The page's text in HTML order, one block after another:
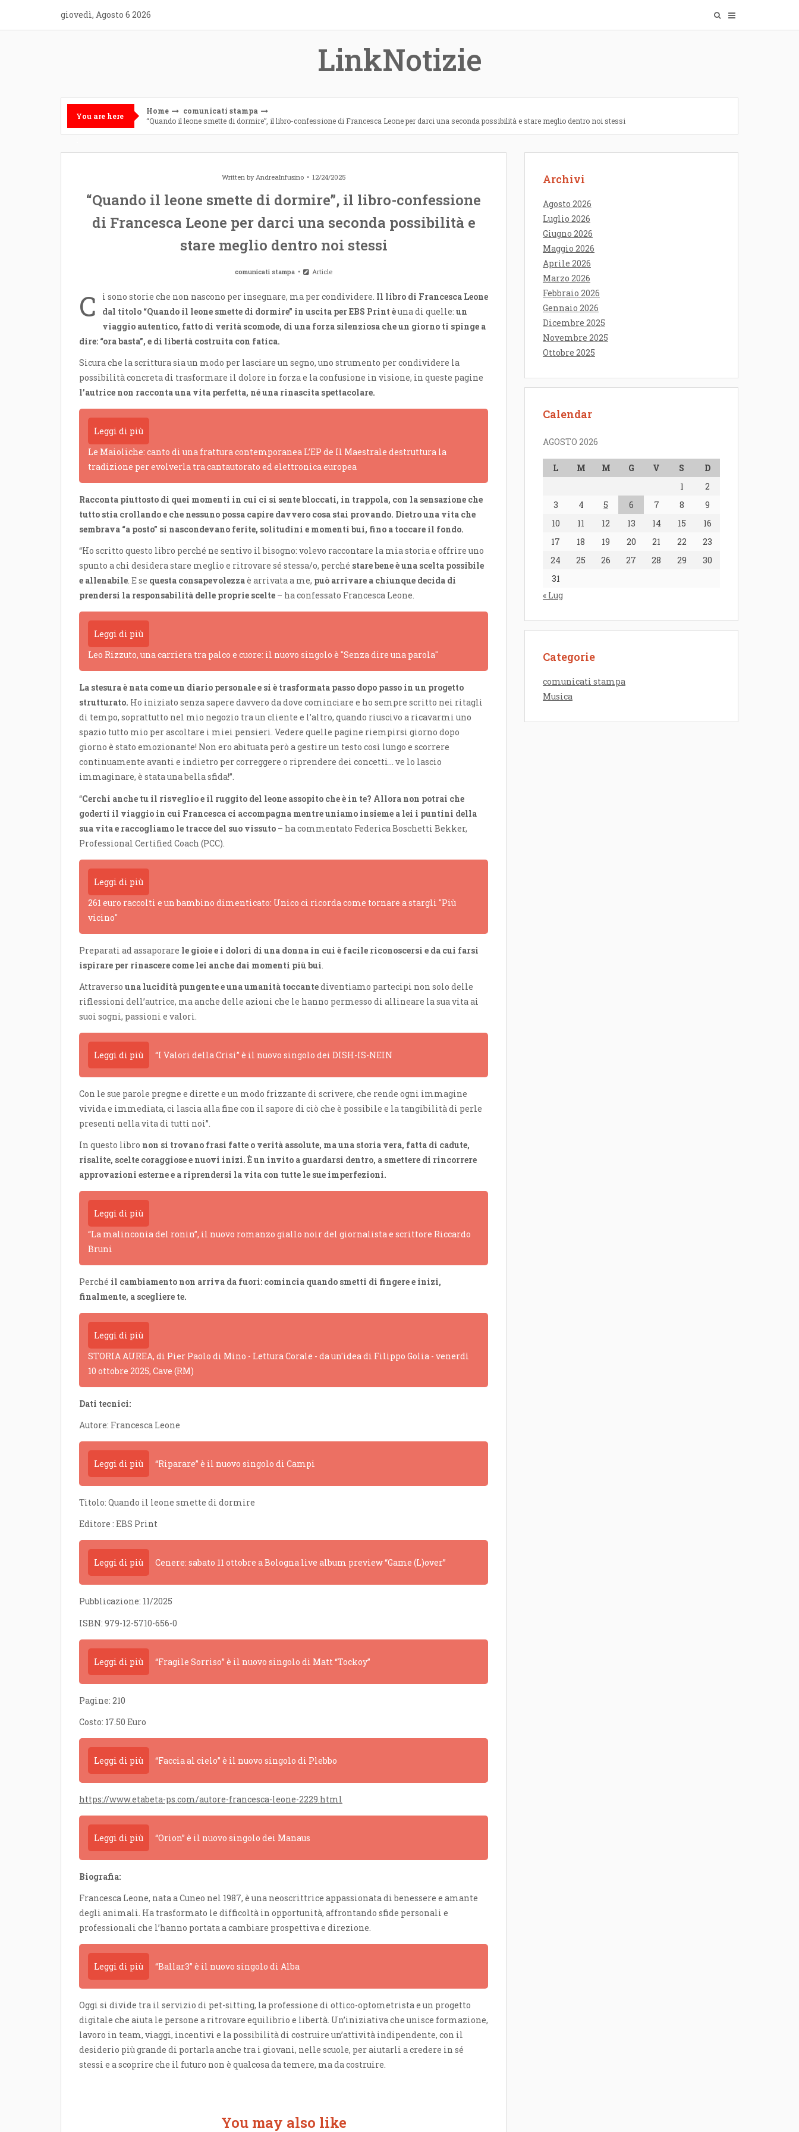
content
giovedì, Agosto 6 2026
LinkNotizie
You are here
Home
comunicati stampa
“Quando il leone smette di dormire”, il libro-confessione di Francesca Leone per darci una seconda possibilità e stare meglio dentro noi stessi
Written byAndreaInfusino 12/24/2025
“Quando il leone smette di dormire”, il libro-confessione
di Francesca Leone per darci una seconda possibilità e
stare meglio dentro noi stessi
comunicati stampa Article
C i sono storie che non nascono per insegnare, ma per condividere. Il libro di Francesca Leone
dal titolo “Quando il leone smette di dormire” in uscita per EBS Print èuna di quelle: un
viaggio autentico, fatto di verità scomode, di una forza silenziosa che un giorno ti spinge a
dire: “ora basta”, e di libertà costruita con fatica.
Sicura che la scrittura sia un modo per lasciare un segno, uno strumento per condividere la
possibilità concreta di trasformare il dolore in forza e la confusione in visione, in queste pagine
l’autrice non racconta una vita perfetta, né una rinascita spettacolare.
Leggi di più
Le Maioliche: canto di una frattura contemporanea L’EP de Il Maestrale destruttura la
tradizione per evolverla tra cantautorato ed elettronica europea
Racconta piuttosto di quei momenti in cui ci si sente bloccati, in trappola, con la sensazione che
tutto stia crollando e che nessuno possa capire davvero cosa stai provando. Dietro una vita che
sembrava “a posto” si nascondevano ferite, solitudini e momenti bui, fino a toccare il fondo.
“Ho scritto questo libro perché ne sentivo il bisogno: volevo raccontare la mia storia e offrire uno
spunto a chi desidera stare meglio e ritrovare sé stessa/o, perché stare bene è una scelta possibile
e allenabile. E se questa consapevolezzaè arrivata a me, può arrivare a chiunque decida di
prendersi la responsabilità delle proprie scelte – ha confessato Francesca Leone.
Leggi di più
Leo Rizzuto, una carriera tra palco e cuore: il nuovo singolo è "Senza dire una parola"
La stesura è nata come un diario personale e si è trasformata passo dopo passo in un progetto
strutturato. Ho iniziato senza sapere davvero da dove cominciare e ho sempre scritto nei ritagli
di tempo, soprattutto nel mio negozio tra un cliente e l’altro, quando riuscivo a ricavarmi uno
spazio tutto mio per ascoltare i miei pensieri. Vedere quelle pagine riempirsi giorno dopo
giorno è stato emozionante! Non ero abituata però a gestire un testo così lungo e scorrere
continuamente avanti e indietro per correggere o riprendere dei concetti… ve lo lascio
immaginare, è stata una bella sfida!”.
“Cerchi anche tu il risveglio e il ruggito del leone assopito che è in te? Allora non potrai che
goderti il viaggio in cui Francesca ci accompagna mentre uniamo insieme a lei i puntini della
sua vita e raccogliamo le tracce del suo vissuto – ha commentato Federica Boschetti Bekker,
Professional Certified Coach (PCC).
Leggi di più
261 euro raccolti e un bambino dimenticato: Unico ci ricorda come tornare a stargli "Più
vicino"
Preparati ad assaporare le gioie e i dolori di una donna in cui è facile riconoscersi e da cui farsi
ispirare per rinascere come lei anche dai momenti più bui
Attraverso una lucidità pungente e una umanità toccantediventiamo partecipi non solo delle
riflessioni dell’autrice, ma anche delle azioni che le hanno permesso di allineare la sua vita ai
suoi sogni, passioni e valori.
Leggi di più “I Valori della Crisi” è il nuovo singolo dei DISH-IS-NEIN
Con le sue parole pregne e dirette e un modo frizzante di scrivere, che rende ogni immagine
vivida e immediata, ci lascia alla fine con il sapore di ciò che è possibile e la tangibilità di perle
presenti nella vita di tutti noi”.
In questo libro non si trovano frasi fatte o verità assolute, ma una storia vera, fatta di cadute,
risalite, scelte coraggiose e nuovi inizi. È un invito a guardarsi dentro, a smettere di rincorrere
approvazioni esterne e a riprendersi la vita con tutte le sue imperfezioni.
Leggi di più
“La malinconia del ronin”, il nuovo romanzo giallo noir del giornalista e scrittore Riccardo
Bruni
Perché il cambiamento non arriva da fuori: comincia quando smetti di fingere e inizi,
finalmente, a scegliere te.
Leggi di più
STORIA AUREA, di Pier Paolo di Mino - Lettura Corale - da un'idea di Filippo Golia - venerdì
10 ottobre 2025, Cave (RM)
Dati tecnici:
Autore: Francesca Leone
Leggi di più “Riparare” è il nuovo singolo di Campi
Titolo: Quando il leone smette di dormire
Editore : EBS Print
Leggi di più Cenere: sabato 11 ottobre a Bologna live album preview “Game (L)over”
Pubblicazione: 11/2025
ISBN: 979-12-5710-656-0
Leggi di più “Fragile Sorriso” è il nuovo singolo di Matt “Tockoy”
Pagine: 210
Costo: 17.50 Euro
Leggi di più “Faccia al cielo” è il nuovo singolo di Plebbo
https://www.etabeta-ps.com/autore-francesca-leone-2229.html
Leggi di più “Orion” è il nuovo singolo dei Manaus
Biografia:
Francesca Leone, nata a Cuneo nel 1987, è una neoscrittrice appassionata di benessere e amante
degli animali. Ha trasformato le difficoltà in opportunità, affrontando sfide personali e
professionali che l’hanno portata a cambiare prospettiva e direzione.
Leggi di più “Ballar3” è il nuovo singolo di Alba
Oggi si divide tra il servizio di pet-sitting, la professione di ottico-optometrista e un progetto
digitale che aiuta le persone a ritrovare equilibrio e libertà. Un’iniziativa che unisce formazione,
lavoro in team, viaggi, incentivi e la possibilità di costruire un’attività indipendente, con il
desiderio più grande di portarla anche tra i giovani, nelle scuole, per aiutarli a credere in sé
stessi e a scoprire che il futuro non è qualcosa da temere, ma da costruire.
You may also like
Archivi
Agosto 2026
Luglio 2026
Giugno 2026
Maggio 2026
Aprile 2026
Marzo 2026
Febbraio 2026
Gennaio 2026
Dicembre 2025
Novembre 2025
Ottobre 2025
Calendar
AGOSTO 2026
L M M G V S
D
1
2
3
4 5 6 7 8
9
10
11 12 13 14 15
16
17
18 19 20 21 22
23
24
25 26 27 28 29
30
31
« Lug
Categorie
comunicati stampa
Musica